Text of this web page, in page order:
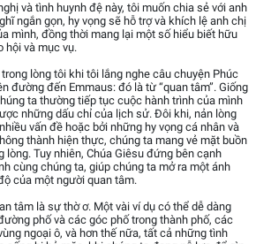
và tình huynh đệ này, tôi muốn chia sẻ với anh
ngắn gọn, hy vọng sẽ hỗ trợ và khích lệ anh chị
mình, đồng thời mang lại một số hiểu biết hữu
hội và mục vụ.
lòng tôi khi tôi lắng nghe câu chuyện Phúc
đường đến Emmaus: đó là từ “quan tâm”. Giống
ta thường tiếp tục cuộc hành trình của mình
những dấu chỉ của lịch sử. Đôi khi, nản lòng
vấn đề hoặc bởi những hy vọng cá nhân và
thành hiện thực, chúng ta mang vẻ mặt buồn
lòng. Tuy nhiên, Chúa Giêsu đứng bên cạnh
cùng chúng ta, giúp chúng ta mở ra một ánh
của một người quan tâm.
tâm là sự thờ ơ. Một vài ví dụ có thể dễ dàng
phố và các góc phố trong thành phố, các
ngoại ô, và hơn thế nữa, tất cả những tình